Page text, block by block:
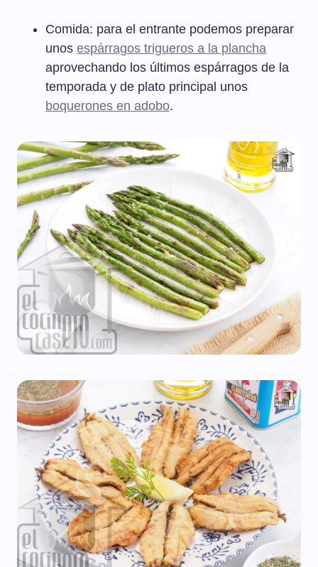
Comida: para el entrante podemos preparar
unos espárragos trigueros a la plancha
aprovechando los últimos espárragos de la
temporada y de plato principal unos
boquerones en adobo.